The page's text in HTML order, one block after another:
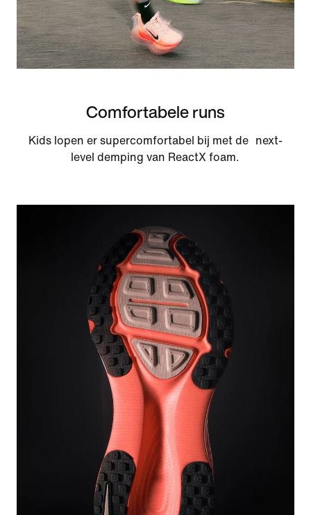
Comfortabele runs
Kids lopen er supercomfortabel bij met de next-
level demping van ReactX foam.